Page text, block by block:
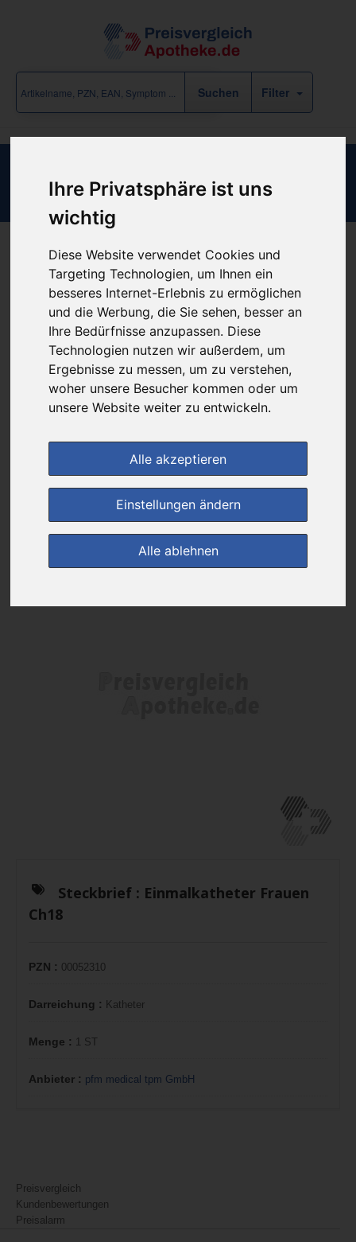
Ihre Privatsphäre ist uns
wichtig
Diese Website verwendet Cookies und
Targeting Technologien, um Ihnen ein
besseres Internet-Erlebnis zu ermöglichen
und die Werbung, die Sie sehen, besser an
Ihre Bedürfnisse anzupassen. Diese
Technologien nutzen wir außerdem, um
Ergebnisse zu messen, um zu verstehen,
woher unsere Besucher kommen oder um
unsere Website weiter zu entwickeln.
Alle akzeptieren
Einstellungen ändern
Alle ablehnen
Filter
Einmalkatheter Frauen Ch18
Produkt empfehlen
Kein Preis bekannt
Das gewünschte Produkt ist derzeit bei keinem unserer Partner
erhältlich.
(0) Jetzt bewerten!
zur Startseite
Preisalarm
Steckbrief : Einmalkatheter Frauen
Ch18
PZN : 00052310
Darreichung : Katheter
Menge : 1 ST
Anbieter : pfm medical tpm GmbH
Preisvergleich
Kundenbewertungen
Preisalarm